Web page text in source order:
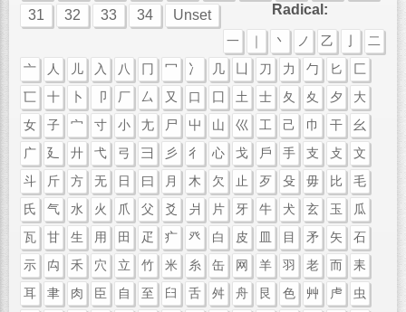
31
32 33 34 Unset Radical:
一 ｜ 丶 ノ 乙
二
亠
人 儿 入 八 冂 冖 冫 几 刀 力 勹 匕
匚
匸
十 卜 卩 厂 厶 又 口 囗 土 士 夂 夊 夕
大
女
子 宀 寸 小 尢 尸 屮 山 巛 工 己 巾 干
幺
广
廴 廾 弋 弓 彐 彡 彳 心 戈 戶 手 支 攴
文
斗
斤 方 无 日 曰 月 木 欠 止 歹 殳 毋 比
毛
氏
气 水 火 爪 父 爻 爿 片 牙 牛 犬 玄 玉
瓜
瓦
甘 生 用 田 疋 疒 癶 白 皮 皿 目 矛 矢
石
示
禸 禾 穴 立 竹 米 糸 缶 网 羊 羽 老 而
耒
耳
聿 肉 臣 自 至 臼 舌 舛 舟 艮 色 艸 虍
虫